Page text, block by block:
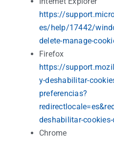
https://
es/help/17442/
delete-manage-
Firefox
https://
y-deshabilitar-
preferencias?
deshabilitar-
Chrome